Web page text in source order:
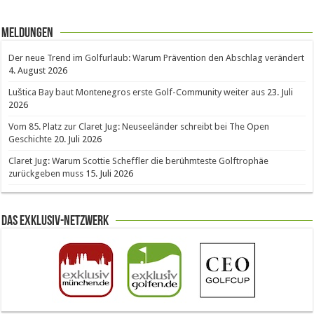
Meldungen
Der neue Trend im Golfurlaub: Warum Prävention den Abschlag verändert
4. August 2026
Luštica Bay baut Montenegros erste Golf-Community weiter aus 23. Juli
2026
Vom 85. Platz zur Claret Jug: Neuseeländer schreibt bei The Open
Geschichte 20. Juli 2026
Claret Jug: Warum Scottie Scheffler die berühmteste Golftrophäe
zurückgeben muss 15. Juli 2026
Das Exklusiv-Netzwerk